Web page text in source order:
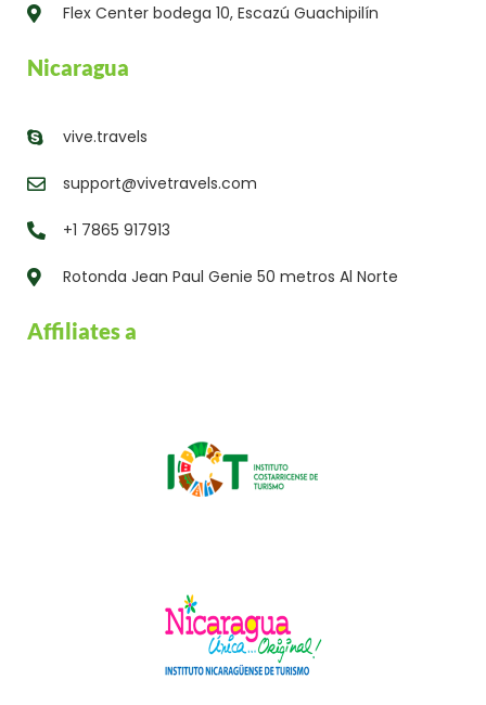
Flex Center bodega 10, Escazú Guachipilín
Nicaragua
vive.travels
support@vivetravels.com
+1 7865 917913
Rotonda Jean Paul Genie 50 metros Al Norte
Affiliates a